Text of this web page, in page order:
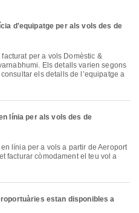
d'equipatge per als vols des de
Els detalls varien segons
els detalls de l’equipatge a
línia per als vols des de
facturar còmodament el teu vol a
estan disponibles a